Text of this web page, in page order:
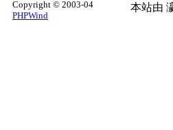
Copyright © 2003-04
PHPWind
本站由